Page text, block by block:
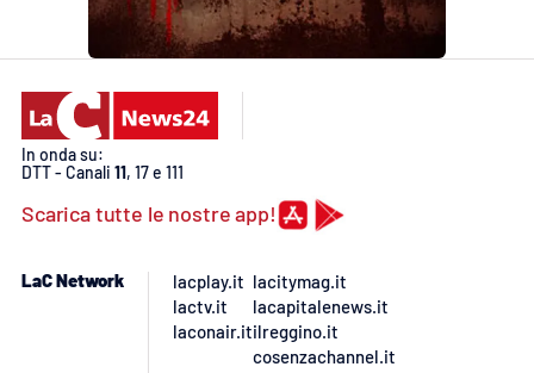
In onda su:
DTT - Canali 11, 17 e 111
Scarica tutte le nostre app!
LaC Network
lacplay.it
lactv.it
laconair.it
lacitymag.it
lacapitalenews.it
ilreggino.it
cosenzachannel.it